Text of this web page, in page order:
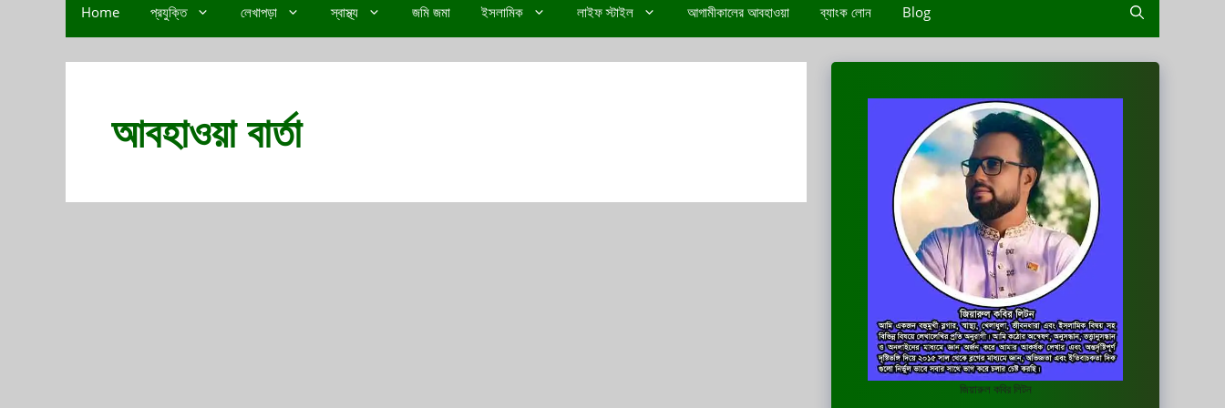
Home প্রযুক্তি লেখাপড়া স্বাস্থ্য জমি জমা ইসলামিক লাইফ স্টাইল আগামীকালের আবহাওয়া ব্যাংক লোন Blog
আবহাওয়া বার্তা
জিয়ারুল কবির লিটন